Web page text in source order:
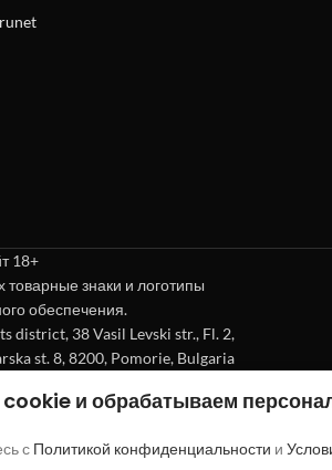
18+
товарные знаки и логотипы
обеспечения.
district, 38 Vasil Levski str., Fl. 2,
st. 8, 8200, Pomorie, Bulgaria
и обрабатываем
с Политикой конфиденциальности и